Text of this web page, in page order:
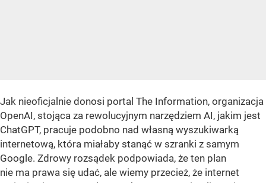
Jak nieoficjalnie donosi portal The Information, organizacja
OpenAI, stojąca za rewolucyjnym narzędziem AI, jakim jest
ChatGPT, pracuje podobno nad własną wyszukiwarką
internetową, która miałaby stanąć w szranki z samym
Google. Zdrowy rozsądek podpowiada, że ten plan
nie ma prawa się udać, ale wiemy przecież, że internet